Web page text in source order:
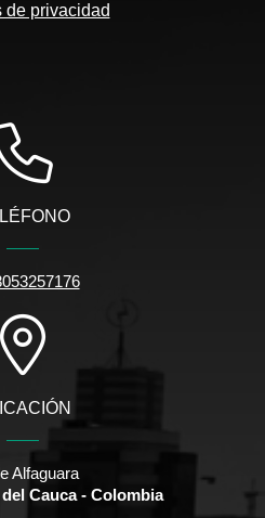
de privacidad
Alfaguara
Cauca - Colombia